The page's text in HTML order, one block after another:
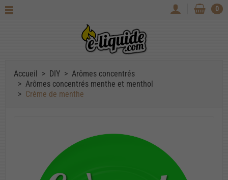
0
Accueil DIY
Arômes concentrés
Arômes concentrés menthe et menthol
Crème de menthe